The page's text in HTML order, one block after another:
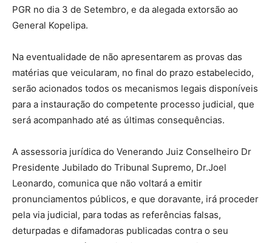
PGR no dia 3 de Setembro, e da alegada extorsão ao
General Kopelipa.
Na eventualidade de não apresentarem as provas das
matérias que veicularam, no final do prazo estabelecido,
serão acionados todos os mecanismos legais disponíveis
para a instauração do competente processo judicial, que
será acompanhado até as últimas consequências.
A assessoria jurídica do Venerando Juiz Conselheiro Dr
Presidente Jubilado do Tribunal Supremo, Dr.Joel
Leonardo, comunica que não voltará a emitir
pronunciamentos públicos, e que doravante, irá proceder
pela via judicial, para todas as referências falsas,
deturpadas e difamadoras publicadas contra o seu